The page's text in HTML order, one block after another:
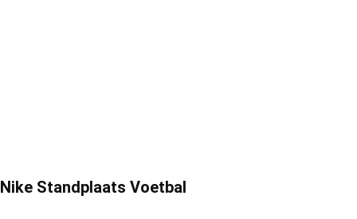
Nike Standplaats Voetbal